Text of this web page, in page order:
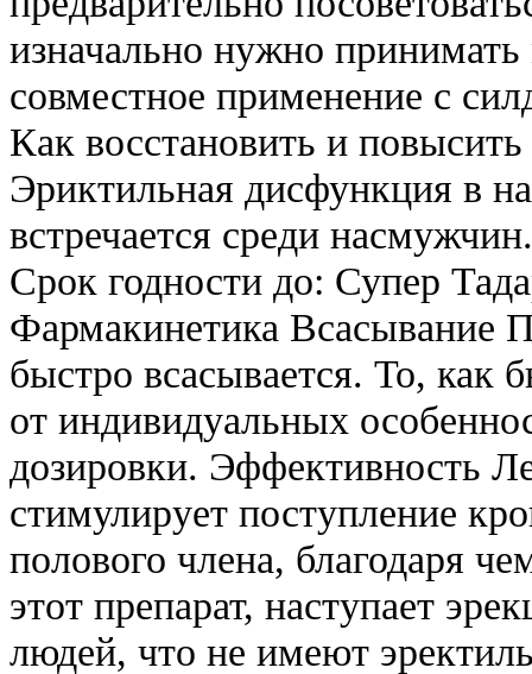
изначально нужно
совместное применение с
Как восстановить и
Эриктильная дисфункция в
встречается среди
Срок годности до: Супер
Фармакинетика Всасывание
быстро всасывается. То, как
от индивидуальных
дозировки. Эффективность
стимулирует поступление
полового члена, благодаря
этот препарат, наступает
людей, что не имеют